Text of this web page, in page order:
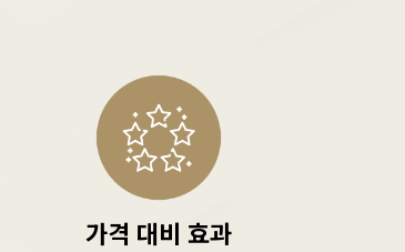
가격 대비 효과